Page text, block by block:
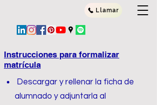
Llamar
Instrucciones para formalizar
matrícula
Descargar y rellenar la ficha de
alumnado y adjuntarla al